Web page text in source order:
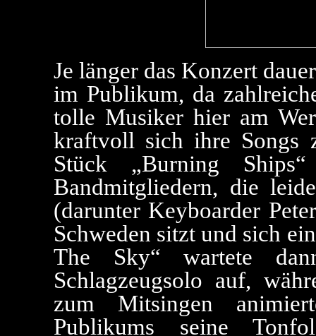
Je länger das Konzert
im Publikum, da
tolle Musiker hier am
kraftvoll sich ihre Songs
Stück „Burning
Bandmitgliedern, die
(darunter Keyboarder
Schweden sitzt und sich
The Sky“ wartete
Schlagzeugsolo auf,
zum Mitsingen
Publikums seine